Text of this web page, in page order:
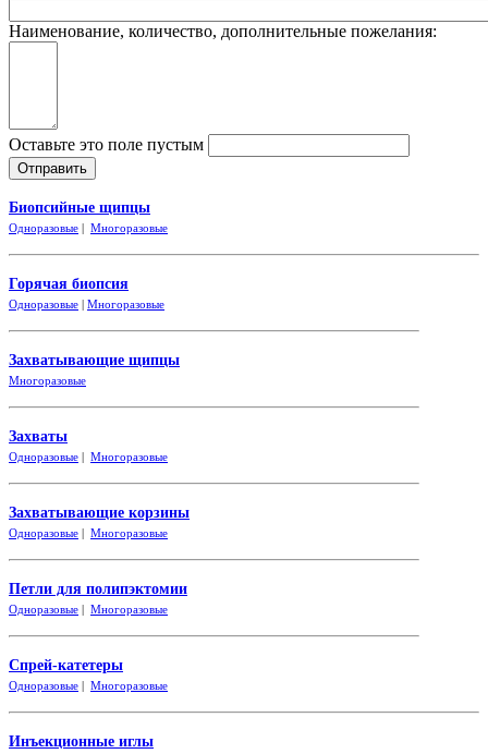
Наименование, количество, дополнительные пожелания:
Оставьте это поле пустым
Биопсийные щипцы
Одноразовые | Многоразовые
Горячая биопсия
Одноразовые | Многоразовые
Захватывающие щипцы
Многоразовые
Захваты
Одноразовые | Многоразовые
Захватывающие корзины
Одноразовые | Многоразовые
Петли для полипэктомии
Одноразовые | Многоразовые
Спрей-катетеры
Одноразовые | Многоразовые
Инъекционные иглы